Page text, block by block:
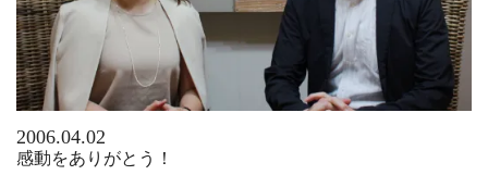
2006.04.02
感動をありがとう！